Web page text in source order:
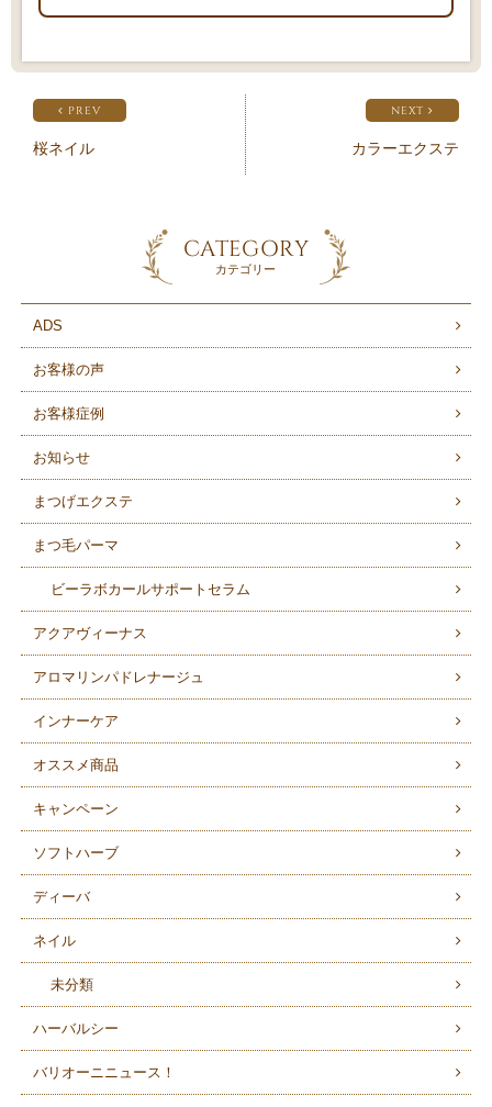
PREV
桜ネイル
NEXT
カラーエクステ
CATEGORY
カテゴリー
ADS
お客様の声
お客様症例
お知らせ
まつげエクステ
まつ毛パーマ
ビーラボカールサポートセラム
アクアヴィーナス
アロマリンパドレナージュ
インナーケア
オススメ商品
キャンペーン
ソフトハーブ
ディーバ
ネイル
未分類
ハーバルシー
バリオーニニュース！